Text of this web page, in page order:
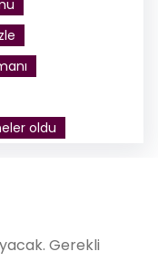
oldu
Gerekli